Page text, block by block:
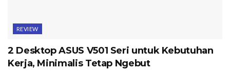
REVIEW
2 Desktop ASUS V501 Seri untuk Kebutuhan
Kerja, Minimalis Tetap Ngebut